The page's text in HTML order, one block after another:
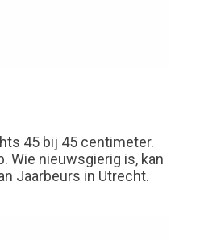
45 bij 45 centimeter.
Wie nieuwsgierig is, kan
Jaarbeurs in Utrecht.